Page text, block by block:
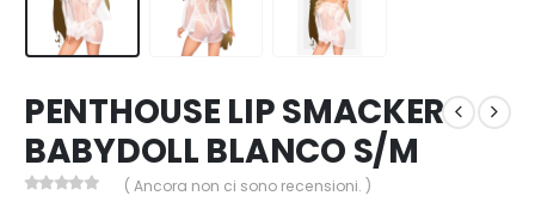
PENTHOUSE LIP SMACKER
BABYDOLL BLANCO S/M
( Ancora non ci sono recensioni. )